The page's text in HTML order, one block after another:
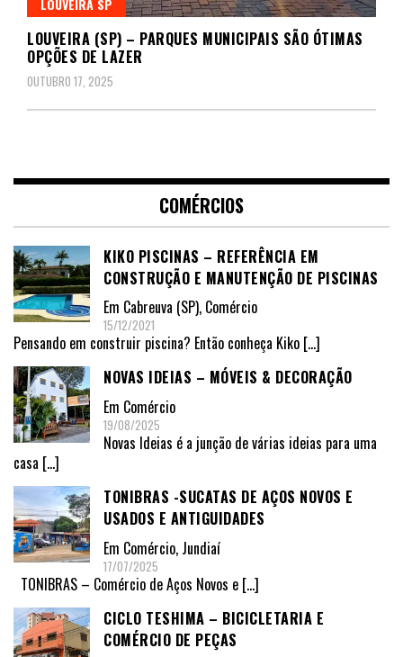
LOUVEIRA SP
LOUVEIRA (SP) – PARQUES MUNICIPAIS SÃO ÓTIMAS
OPÇÕES DE LAZER
OUTUBRO 17, 2025
COMÉRCIOS
KIKO PISCINAS – REFERÊNCIA EM
CONSTRUÇÃO E MANUTENÇÃO DE PISCINAS
Em Cabreuva (SP), Comércio
15/12/2021
Pensando em construir piscina? Então conheça Kiko […]
NOVAS IDEIAS – MÓVEIS & DECORAÇÃO
Em Comércio
19/08/2025
Novas Ideias é a junção de várias ideias para uma
casa […]
TONIBRAS -SUCATAS DE AÇOS NOVOS E
USADOS E ANTIGUIDADES
Em Comércio, Jundiaí
17/07/2025
TONIBRAS – Comércio de Aços Novos e […]
CICLO TESHIMA – BICICLETARIA E
COMÉRCIO DE PEÇAS